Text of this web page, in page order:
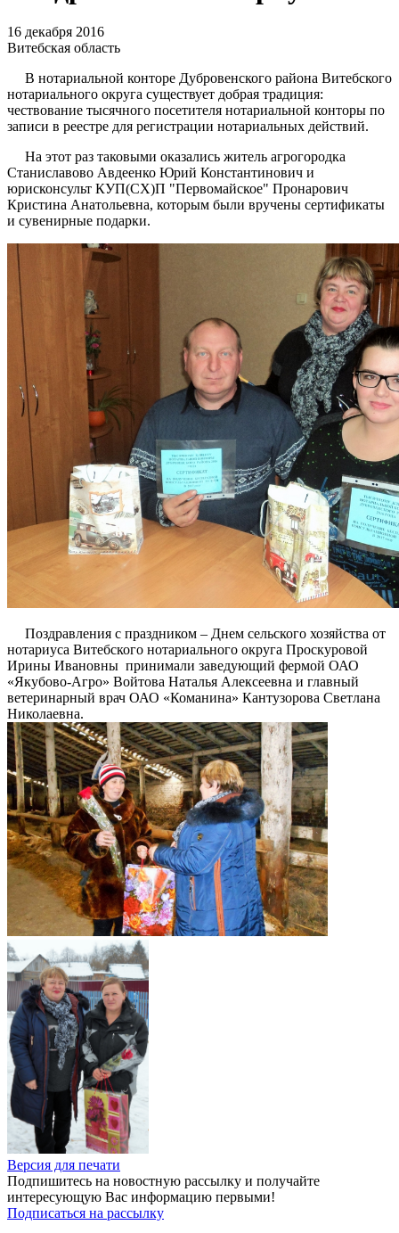
16 декабря 2016
Витебская область
В нотариальной конторе Дубровенского района Витебского
нотариального округа существует добрая традиция:
чествование тысячного посетителя нотариальной конторы по
записи в реестре для регистрации нотариальных действий.
На этот раз таковыми оказались житель агрогородка
Станиславово Авдеенко Юрий Константинович и
юрисконсульт КУП(СХ)П "Первомайское" Пронарович
Кристина Анатольевна, которым были вручены сертификаты
и сувенирные подарки.
Поздравления с праздником – Днем сельского хозяйства от
нотариуса Витебского нотариального округа Проскуровой
Ирины Ивановны принимали заведующий фермой ОАО
«Якубово-Агро» Войтова Наталья Алексеевна и главный
ветеринарный врач ОАО «Команина» Кантузорова Светлана
Николаевна.
Версия для печати
Подпишитесь на новостную рассылку и получайте
интересующую Вас информацию первыми!
Подписаться на рассылку